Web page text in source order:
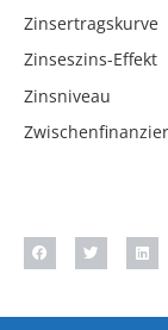
Zinsertragskurve
Zinseszins-Effekt
Zinsniveau